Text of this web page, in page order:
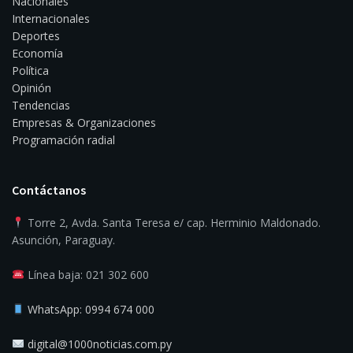
Internacionales
Deportes
Economía
Política
Opinión
Tendencias
Empresas & Organizaciones
Programación radial
Contáctanos
Torre 2, Avda. Santa Teresa e/ cap. Herminio Maldonado.
Asunción, Paraguay.
Línea baja: 021 302 600
WhatsApp: 0994 674 000
digital@1000noticias.com.py